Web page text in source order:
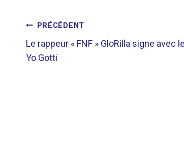
DE
PRÉCÉDENT
Le rappeur « FNF » GloRilla signe avec
Yo Gotti